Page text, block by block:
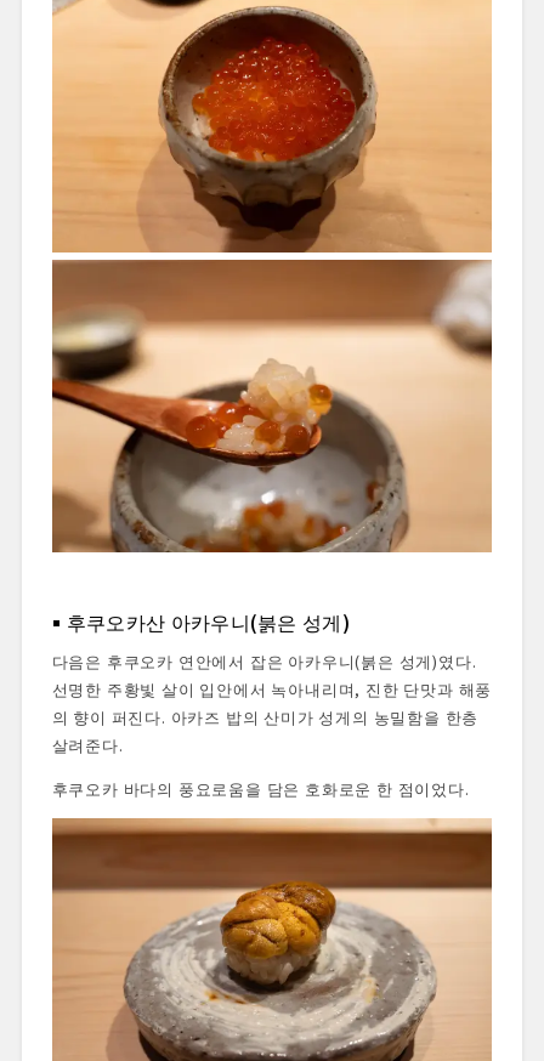
후쿠오카산 아카우니(붉은 성게)
다음은 후쿠오카 연안에서 잡은 아카우니(붉은 성게)였다.
선명한 주황빛 살이 입안에서 녹아내리며, 진한 단맛과 해풍
의 향이 퍼진다. 아카즈 밥의 산미가 성게의 농밀함을 한층
살려준다.
후쿠오카 바다의 풍요로움을 담은 호화로운 한 점이었다.